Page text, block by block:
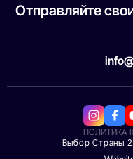
Отправляйте
ПОЛИТИКА
Выбор Страны